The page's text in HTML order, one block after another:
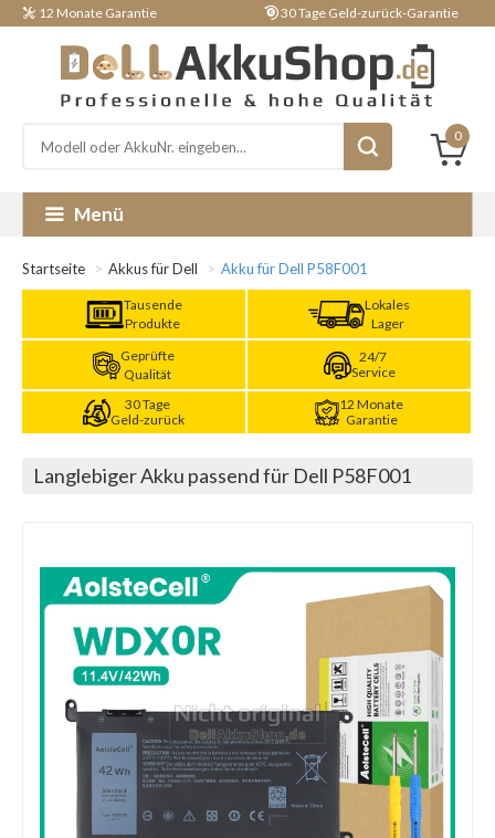
12 Monate Garantie 30 Tage Geld-zurück-Garantie
0
Menü
Startseite Akkus für Dell Akku für Dell P58F001
Tausende
Produkte
Lokales
Lager
Geprüfte
Qualität
24/7
Service
30 Tage
Geld-zurück
12 Monate
Garantie
Langlebiger Akku passend für Dell P58F001